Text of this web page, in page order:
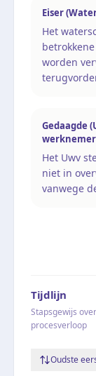
Eiser
Het
worden
Gedaagde
Het Uwv
niet in
vanwege
Tijdlijn
Stapsgewijs
procesverloop
Oudste